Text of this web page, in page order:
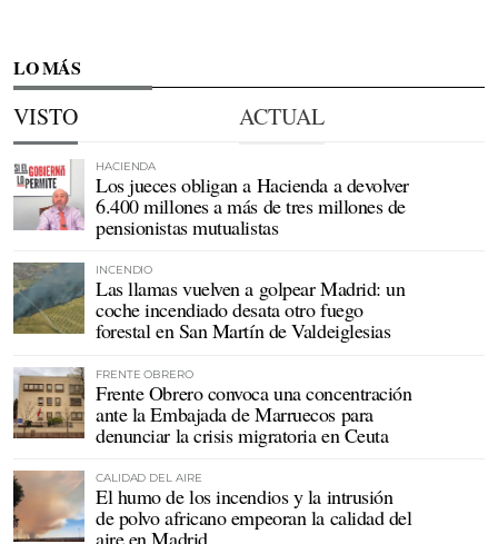
LO MÁS
VISTO ACTUAL
HACIENDA
Los jueces obligan a Hacienda a devolver
6.400 millones a más de tres millones de
pensionistas mutualistas
INCENDIO
Las llamas vuelven a golpear Madrid: un
coche incendiado desata otro fuego
forestal en San Martín de Valdeiglesias
FRENTE OBRERO
Frente Obrero convoca una concentración
ante la Embajada de Marruecos para
denunciar la crisis migratoria en Ceuta
CALIDAD DEL AIRE
El humo de los incendios y la intrusión
de polvo africano empeoran la calidad del